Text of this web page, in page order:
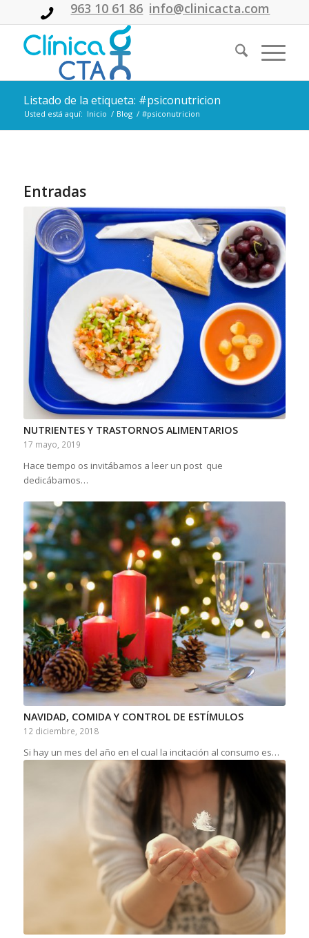
963 10 61 86 info@clinicacta.com
Listado de la etiqueta: #psiconutricion
Usted está aquí: Inicio / Blog / #psiconutricion
Entradas
NUTRIENTES Y TRASTORNOS ALIMENTARIOS
17 mayo, 2019
Hace tiempo os invitábamos a leer un post que
dedicábamos…
NAVIDAD, COMIDA Y CONTROL DE ESTÍMULOS
12 diciembre, 2018
Si hay un mes del año en el cual la incitación al consumo es…